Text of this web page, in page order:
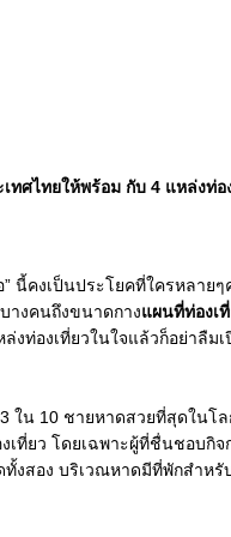
ทศไทยให้พร้อม กับ 4 แหล่งท่
” นี้คงเป็นประโยคที่ใครหลา
างคนถึงขนาดกางผนที่ท่องเ
งท่องเที่ยวในใจแล้วก็อย่าลืมเ
ใน 10 ชายหาดสวยที่สุดในโ
เที่ยว โดยเฉพาะผู้ที่ชื่นชอบกิ
สอง บริเวณหาดมีที่พักสำหรับ